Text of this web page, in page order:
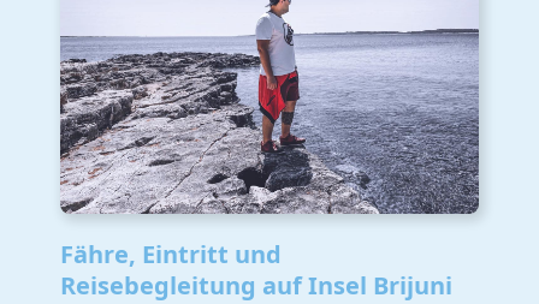
Fähre, Eintritt und
Reisebegleitung auf Insel Brijuni